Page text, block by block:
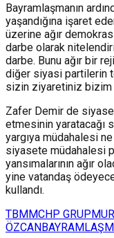
Bayramlaşmanın
yaşandığına işaret
üzerine ağır
darbe olarak
darbe. Bunu ağır bir
diğer siyasi partilerin
sizin ziyaretiniz bizim
Zafer Demir de
etmesinin yaratacağı
yargıya müdahalesi
siyasete müdahalesi
yansımalarının ağır
yine vatandaş
kullandı.
TBMMCHP GRUP
ÖZCAN